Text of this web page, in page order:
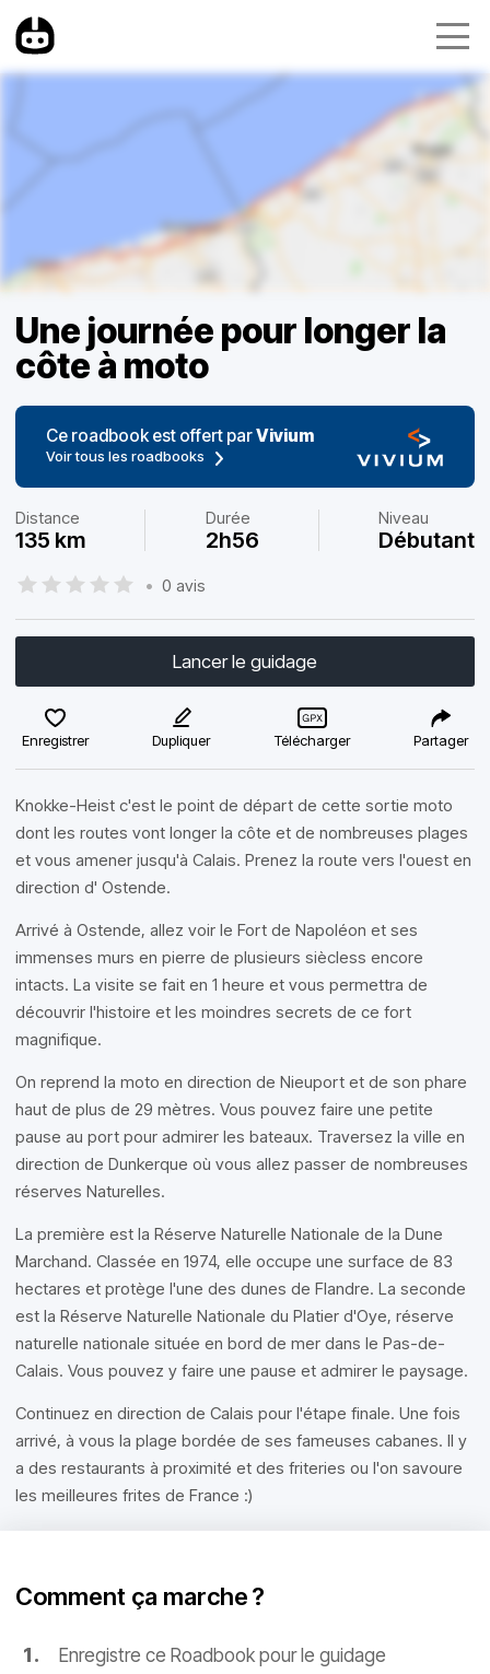
Une journée pour longer la
côte à moto
Ce roadbook est offert parVivium
Voir tous les roadbooks
Distance
135 km
Durée
2h56
Niveau
Débutant
• 0 avis
Lancer le guidage
Enregistrer Dupliquer Télécharger Partager
Knokke-Heist c'est le point de départ de cette sortie moto
dont les routes vont longer la côte et de nombreuses plages
et vous amener jusqu'à Calais. Prenez la route vers l'ouest en
direction d' Ostende.
Arrivé à Ostende, allez voir le Fort de Napoléon et ses
immenses murs en pierre de plusieurs siècless encore
intacts. La visite se fait en 1 heure et vous permettra de
découvrir l'histoire et les moindres secrets de ce fort
magnifique.
On reprend la moto en direction de Nieuport et de son phare
haut de plus de 29 mètres. Vous pouvez faire une petite
pause au port pour admirer les bateaux. Traversez la ville en
direction de Dunkerque où vous allez passer de nombreuses
réserves Naturelles.
La première est la Réserve Naturelle Nationale de la Dune
Marchand. Classée en 1974, elle occupe une surface de 83
hectares et protège l'une des dunes de Flandre. La seconde
est la Réserve Naturelle Nationale du Platier d'Oye, réserve
naturelle nationale située en bord de mer dans le Pas-de-
Calais. Vous pouvez y faire une pause et admirer le paysage.
Continuez en direction de Calais pour l'étape finale. Une fois
arrivé, à vous la plage bordée de ses fameuses cabanes. Il y
a des restaurants à proximité et des friteries ou l'on savoure
les meilleures frites de France :)
Comment ça marche ?
Enregistre ce Roadbook pour le guidage